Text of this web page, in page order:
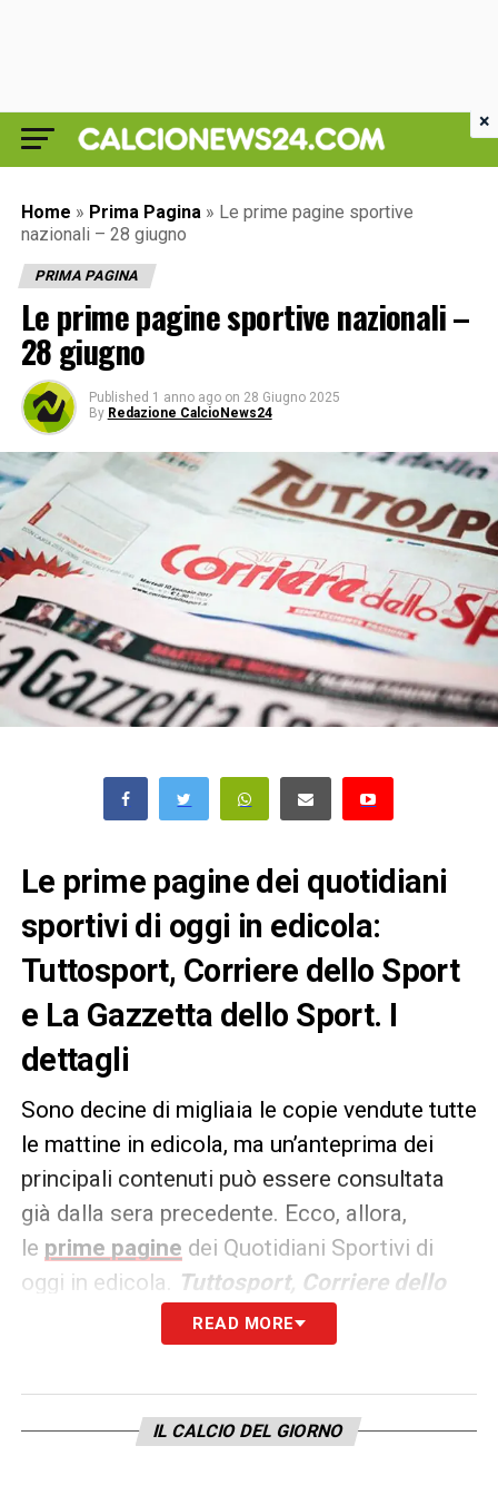
Home » Prima Pagina » Le prime pagine sportive
nazionali – 28 giugno
PRIMA PAGINA
Le prime pagine sportive nazionali –
28 giugno
Published 1 anno ago on 28 Giugno 2025
By Redazione CalcioNews24
Le prime pagine dei quotidiani
sportivi di oggi in edicola:
Tuttosport, Corriere dello Sport
e La Gazzetta dello Sport. I
dettagli
Sono decine di migliaia le copie vendute tutte
le mattine in edicola, ma un’anteprima dei
principali contenuti può essere consultata
già dalla sera precedente. Ecco, allora,
le prime pagine dei Quotidiani Sportivi di
oggi in edicola.
Tuttosport, Corriere dello
Sport e La Gazzetta dello
rappresentano i principali quotidiani
giorno tanto per gli addetti ai lavori quanto
per gli appassionati.
READ MORE
IL CALCIO DEL GIORNO
×